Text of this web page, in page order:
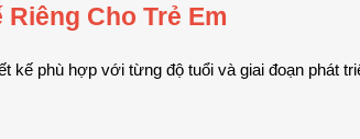
Cho Trẻ Em
kế phù hợp với từng độ tuổi và giai đoạn phát